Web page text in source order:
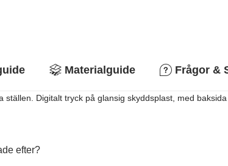
Materialguide Frågor &
Digitalt tryck på glansig skyddsplast, med
efter?